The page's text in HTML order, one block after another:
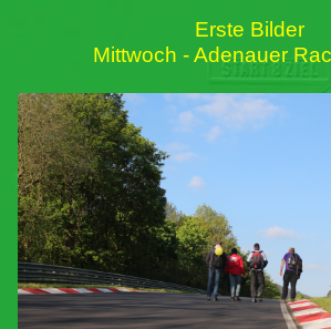
Erste Bilder
Mittwoch - Adenauer